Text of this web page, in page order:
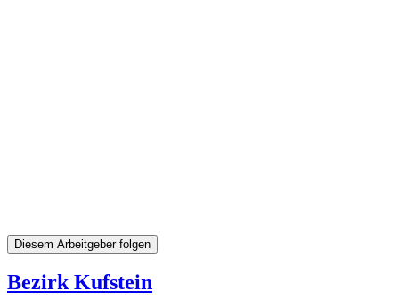
Diesem Arbeitgeber folgen
Bezirk Kufstein